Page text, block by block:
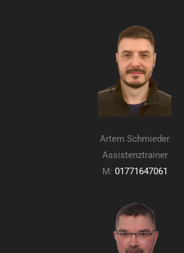
Artem Schmieder
Assistenztrainer
M: 01771647061